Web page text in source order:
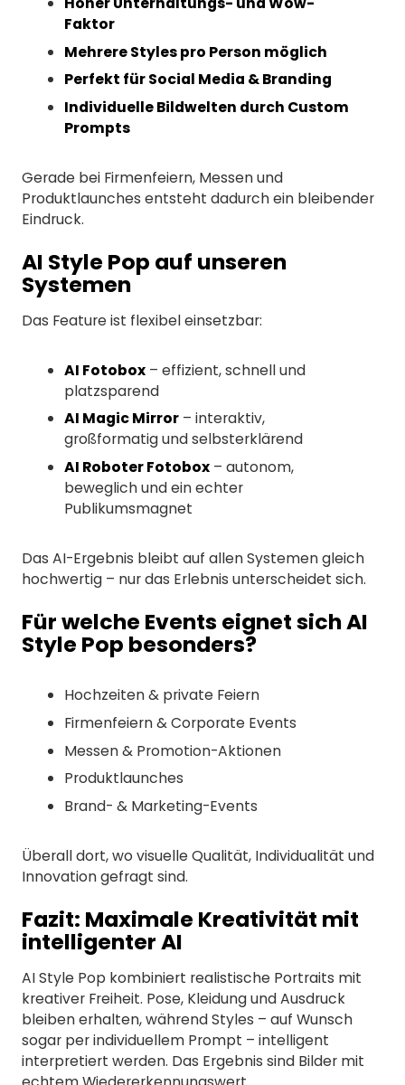
Faktor
Mehrere Styles pro Person möglich
Perfekt für Social Media & Branding
Individuelle Bildwelten durch Custom
Prompts
Gerade bei Firmenfeiern, Messen und
Produktlaunches entsteht dadurch ein bleibender
Eindruck.
AI Style Pop auf unseren
Systemen
Das Feature ist flexibel einsetzbar:
AI Fotobox– effizient, schnell und
platzsparend
AI Magic Mirror– interaktiv,
großformatig und selbsterklärend
AI Roboter Fotobox– autonom,
beweglich und ein echter
Publikumsmagnet
Das AI-Ergebnis bleibt auf allen Systemen gleich
hochwertig – nur das Erlebnis unterscheidet sich.
Für welche Events eignet sich AI
Style Pop besonders?
Hochzeiten & private Feiern
Firmenfeiern & Corporate Events
Messen & Promotion-Aktionen
Produktlaunches
Brand- & Marketing-Events
Überall dort, wo visuelle Qualität, Individualität und
Innovation gefragt sind.
Fazit: Maximale Kreativität mit
intelligenter AI
AI Style Pop kombiniert realistische Portraits mit
kreativer Freiheit. Pose, Kleidung und Ausdruck
bleiben erhalten, während Styles – auf Wunsch
sogar per individuellem Prompt – intelligent
interpretiert werden. Das Ergebnis sind Bilder mit